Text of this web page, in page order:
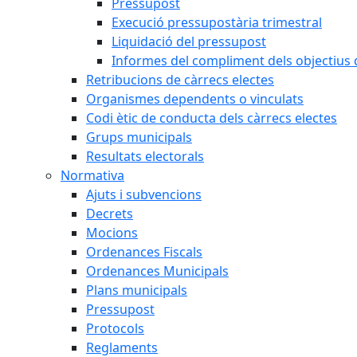
Execució pressupostària trimestral
Liquidació del pressupost
Informes del compliment dels
Retribucions de càrrecs electes
Organismes dependents o vinculats
Codi ètic de conducta dels càrrecs electes
Grups municipals
Resultats electorals
Normativa
Ajuts i subvencions
Decrets
Mocions
Ordenances Fiscals
Ordenances Municipals
Plans municipals
Pressupost
Protocols
Reglaments